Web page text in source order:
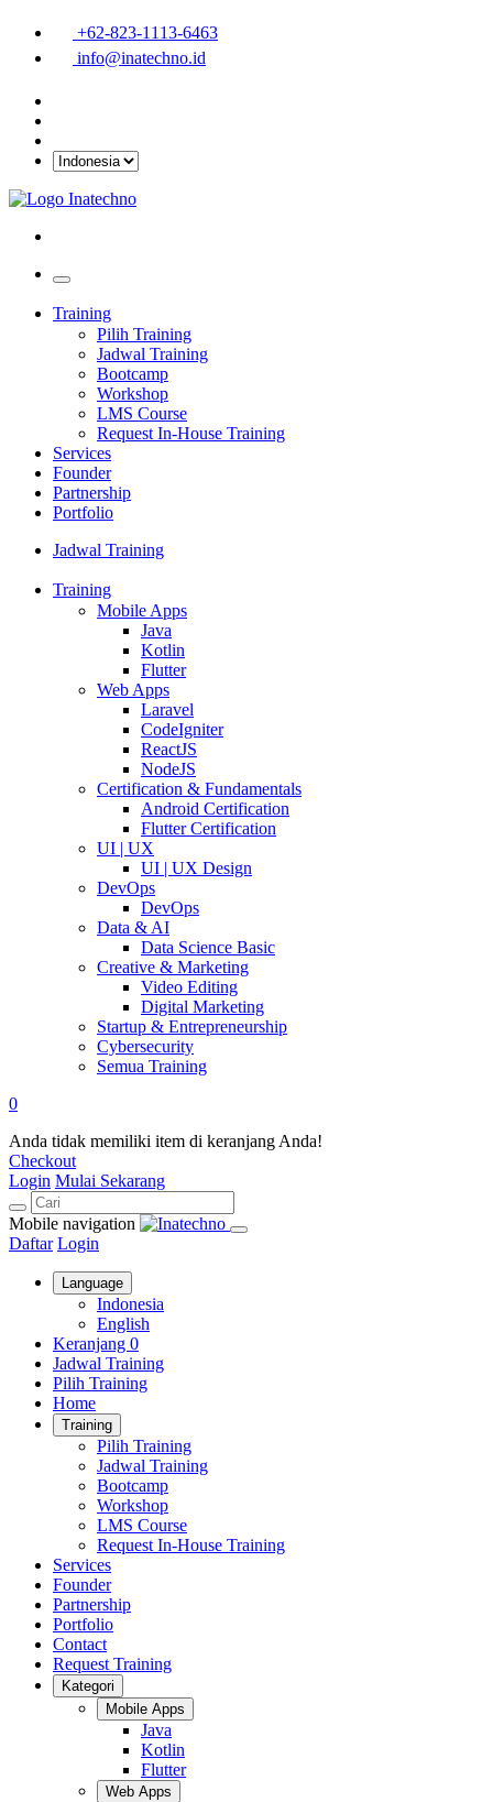
+62-823-1113-6463
info@inatechno.id
Training
Pilih Training
Jadwal Training
Bootcamp
Workshop
LMS Course
Request In-House Training
Services
Founder
Partnership
Portfolio
Jadwal Training
Training
Mobile Apps
Java
Kotlin
Flutter
Web Apps
Laravel
CodeIgniter
ReactJS
NodeJS
Certification & Fundamentals
Android Certification
Flutter Certification
UI | UX
UI | UX Design
DevOps
DevOps
Data & AI
Data Science Basic
Creative & Marketing
Video Editing
Digital Marketing
Startup & Entrepreneurship
Cybersecurity
Semua Training
0
Anda tidak memiliki item di keranjang Anda!
Checkout
Login Mulai Sekarang
Mobile navigation
Daftar Login
Language
Indonesia
English
Keranjang 0
Jadwal Training
Pilih Training
Home
Training
Pilih Training
Jadwal Training
Bootcamp
Workshop
LMS Course
Request In-House Training
Services
Founder
Partnership
Portfolio
Contact
Request Training
Kategori
Mobile Apps
Java
Kotlin
Flutter
Web Apps